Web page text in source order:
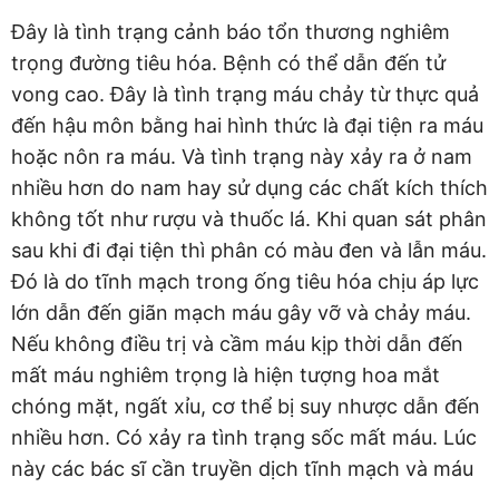
Đây là tình trạng cảnh báo tổn thương nghiêm
trọng đường tiêu hóa. Bệnh có thể dẫn đến tử
vong cao. Đây là tình trạng máu chảy từ thực quả
đến hậu môn bằng hai hình thức là đại tiện ra máu
hoặc nôn ra máu. Và tình trạng này xảy ra ở nam
nhiều hơn do nam hay sử dụng các chất kích thích
không tốt như rượu và thuốc lá. Khi quan sát phân
sau khi đi đại tiện thì phân có màu đen và lẫn máu.
Đó là do tĩnh mạch trong ống tiêu hóa chịu áp lực
lớn dẫn đến giãn mạch máu gây vỡ và chảy máu.
Nếu không điều trị và cầm máu kịp thời dẫn đến
mất máu nghiêm trọng là hiện tượng hoa mắt
chóng mặt, ngất xỉu, cơ thể bị suy nhược dẫn đến
nhiều hơn. Có xảy ra tình trạng sốc mất máu. Lúc
này các bác sĩ cần truyền dịch tĩnh mạch và máu